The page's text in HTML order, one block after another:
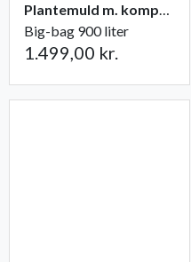
Plantemuld m. kompost fra Champost
Big-bag 900 liter
1.499,00 kr.